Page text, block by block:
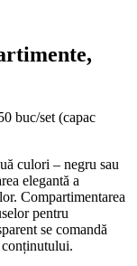
buc/set (capac
culori – negru sau
elegantă a
Compartimentarea
pentru
se comandă